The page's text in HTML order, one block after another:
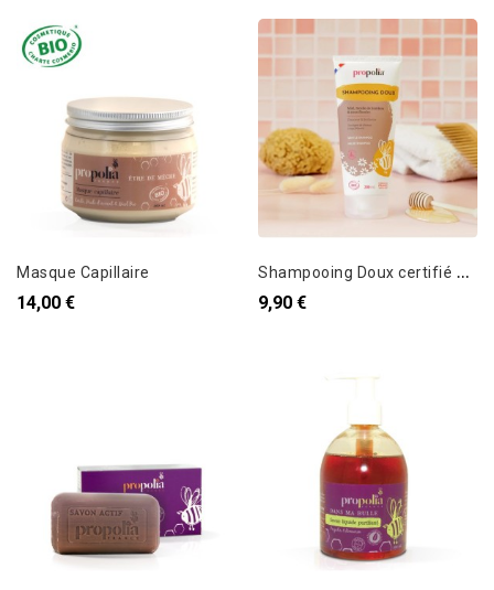
Masque Capillaire
14,00 €
S
hampooing Doux certifié BIO Miel & Bambou
9,90 €